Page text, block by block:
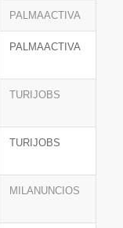
PALMAACTIVA
PALMAACTIVA
TURIJOBS
TURIJOBS
MILANUNCIOS